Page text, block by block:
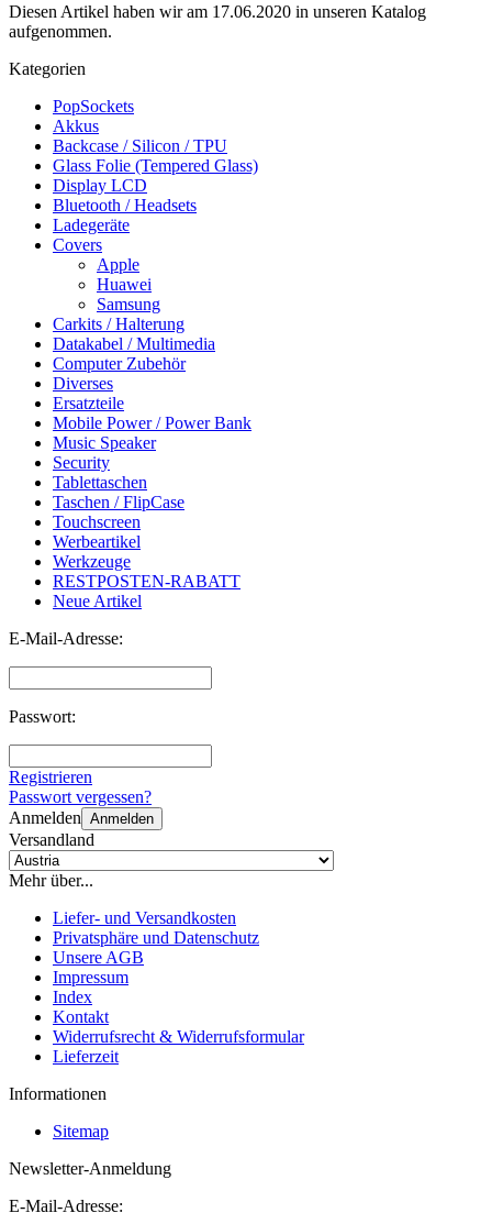
Diesen Artikel haben wir am 17.06.2020 in unseren Katalog
aufgenommen.
Kategorien
PopSockets
Akkus
Backcase / Silicon / TPU
Glass Folie (Tempered Glass)
Display LCD
Bluetooth / Headsets
Ladegeräte
Covers
Apple
Huawei
Samsung
Carkits / Halterung
Datakabel / Multimedia
Computer Zubehör
Diverses
Ersatzteile
Mobile Power / Power Bank
Music Speaker
Security
Tablettaschen
Taschen / FlipCase
Touchscreen
Werbeartikel
Werkzeuge
RESTPOSTEN-RABATT
Neue Artikel
E-Mail-Adresse:
Passwort:
Registrieren
Passwort vergessen?
Anmelden Anmelden
Versandland
Mehr über...
Liefer- und Versandkosten
Privatsphäre und Datenschutz
Unsere AGB
Impressum
Index
Kontakt
Widerrufsrecht & Widerrufsformular
Lieferzeit
Informationen
Sitemap
Newsletter-Anmeldung
E-Mail-Adresse: